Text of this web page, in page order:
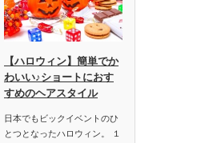
【ハロウィン】簡単でか
わいい♪ショートにおす
すめのヘアスタイル
日本でもビックイベントのひ
とつとなったハロウィン。 １